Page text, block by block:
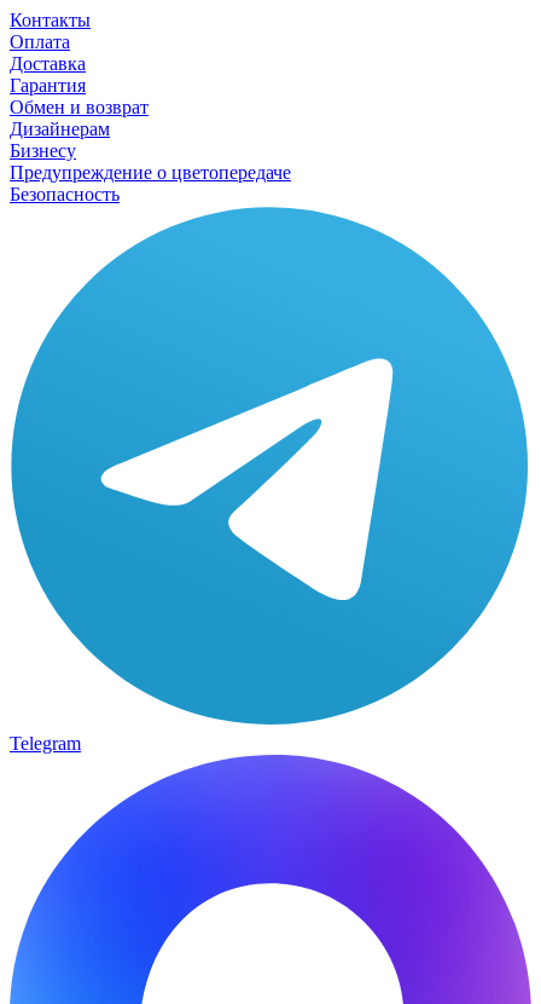
Контакты
Оплата
Доставка
Гарантия
Обмен и возврат
Дизайнерам
Бизнесу
Предупреждение о цветопередаче
Безопасность
Telegram